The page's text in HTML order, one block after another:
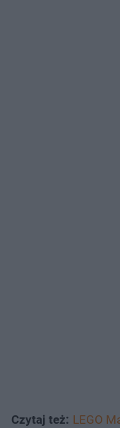
Czytaj też: LEGO